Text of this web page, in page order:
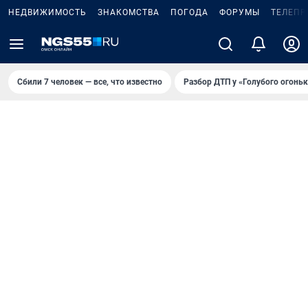
НЕДВИЖИМОСТЬ ЗНАКОМСТВА ПОГОДА ФОРУМЫ
Сбили 7 человек — все, что известно Разбор ДТП у «Голубого